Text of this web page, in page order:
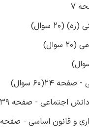
7
24(60 سوال)
- صفحه 39 (60 سوال)
و قانون اساسی - صفحه 53